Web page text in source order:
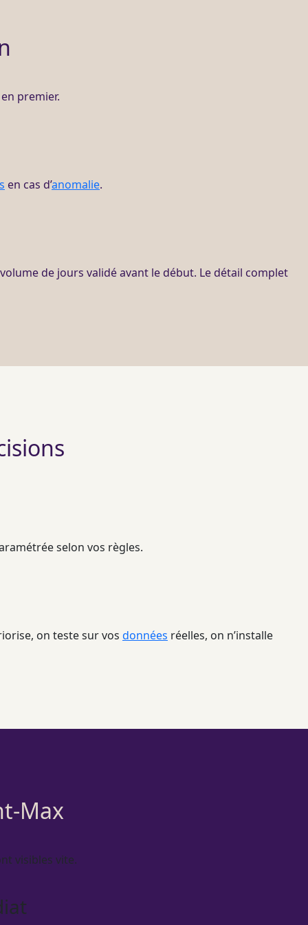
en premier.
en cas d’anomalie.
de jours validé avant le début. Le détail complet
selon vos règles.
on teste sur vos données réelles, on n’installe
Max
visibles vite.